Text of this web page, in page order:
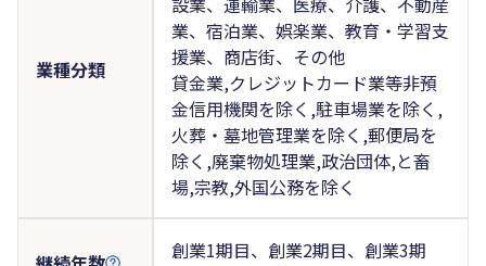
業種分類
業、宿泊業、娯楽業、教育・学習支
援業、商店街、その他
貸金業,クレジットカード業等非預
金信用機関を除く,駐車場業を除く,
火葬・墓地管理業を除く,郵便局を
除く,廃棄物処理業,政治団体,と畜
場,宗教,外国公務を除く
創業1期目、創業2期目、創業3期